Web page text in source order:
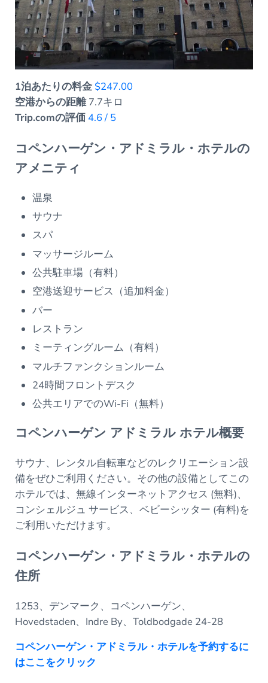
1泊あたりの料金 $247.00
空港からの距離7.7キロ
Trip.comの評価 4.6 / 5
コペンハーゲン・アドミラル・ホテルの
アメニティ
温泉
サウナ
スパ
マッサージルーム
公共駐車場（有料）
空港送迎サービス（追加料金）
バー
レストラン
ミーティングルーム（有料）
マルチファンクションルーム
24時間フロントデスク
公共エリアでのWi-Fi（無料）
コペンハーゲン アドミラル ホテル概要
サウナ、レンタル自転車などのレクリエーション設
備をぜひご利用ください。その他の設備としてこの
ホテルでは、無線インターネットアクセス (無料)、
コンシェルジュ サービス、ベビーシッター (有料)を
ご利用いただけます。
コペンハーゲン・アドミラル・ホテルの
住所
1253、デンマーク、コペンハーゲン、
Hovedstaden、Indre By、Toldbodgade 24-28
コペンハーゲン・アドミラル・ホテルを予約するに
はここをクリック